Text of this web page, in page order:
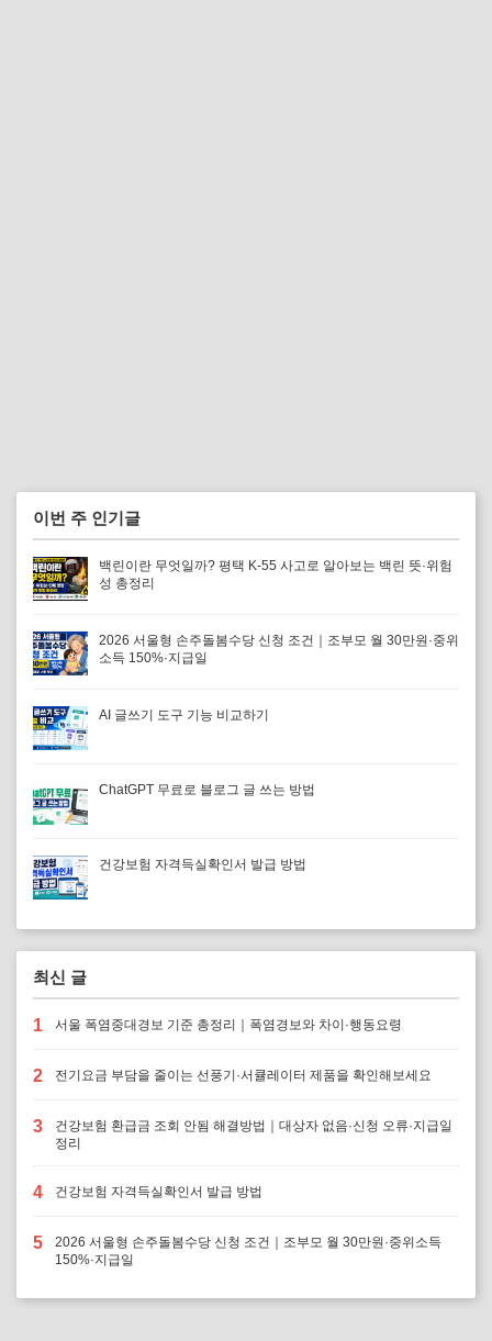
이번 주 인기글
백린이란 무엇일까? 평택 K-55 사고로 알아보는 백린 뜻·위험
성 총정리
2026 서울형 손주돌봄수당 신청 조건｜조부모 월 30만원·중위
소득 150%·지급일
AI 글쓰기 도구 기능 비교하기
ChatGPT 무료로 블로그 글 쓰는 방법
건강보험 자격득실확인서 발급 방법
최신 글
1 서울 폭염중대경보 기준 총정리｜폭염경보와 차이·행동요령
2 전기요금 부담을 줄이는 선풍기·서큘레이터 제품을 확인해보세요
3
건강보험 환급금 조회 안됨 해결방법｜대상자 없음·신청 오류·지급일
정리
4 건강보험 자격득실확인서 발급 방법
5
2026 서울형 손주돌봄수당 신청 조건｜조부모 월 30만원·중위소득
150%·지급일